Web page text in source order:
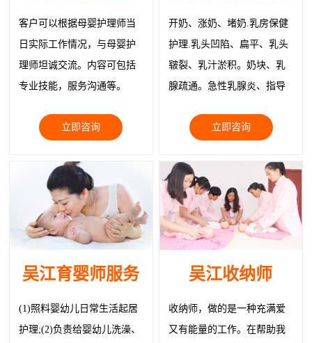
客户可以根据母婴护理师当
日实际工作情况，与母婴护
理师坦诚交流。内容可包括
专业技能，服务沟通等。
立即咨询
开奶、涨奶、堵奶.乳房保健
护理.乳头凹陷、扁平、乳头
皲裂、乳汁淤积。奶块、乳
腺疏通。急性乳腺炎、指导
腺缓解症状、追奶；乳房韧
立即咨询
吴江育婴师服务
(1)照料婴幼儿日常生活起居
护理;(2)负责给婴幼儿洗澡、
吴江收纳师
收纳师，做的是一种充满爱
又有能量的工作。在帮助我